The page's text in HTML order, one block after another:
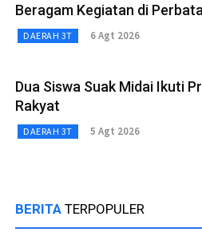
Beragam Kegiatan di
DAERAH 3T 6 Agt 2026
Dua Siswa Suak Midai Ikuti
Rakyat
DAERAH 3T 5 Agt 2026
BERITA TERPOPULER